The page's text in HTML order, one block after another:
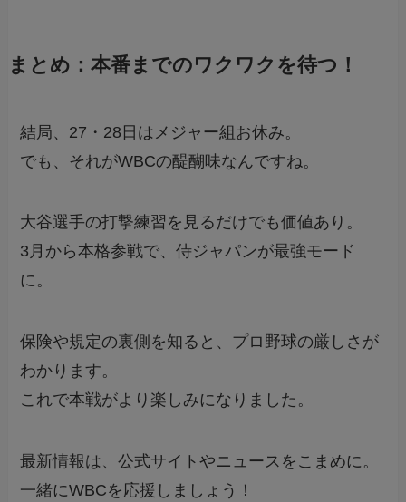
まとめ：本番までのワクワクを待つ！
結局、27・28日はメジャー組お休み。
でも、それがWBCの醍醐味なんですね。
大谷選手の打撃練習を見るだけでも価値あり。
3月から本格参戦で、侍ジャパンが最強モード
に。
保険や規定の裏側を知ると、プロ野球の厳しさが
わかります。
これで本戦がより楽しみになりました。
最新情報は、公式サイトやニュースをこまめに。
一緒にWBCを応援しましょう！